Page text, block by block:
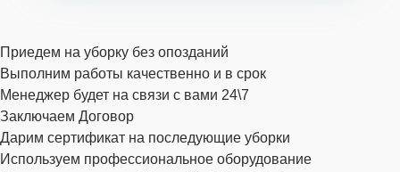
Приедем на уборку без опозданий
Выполним работы качественно и в срок
Менеджер будет на связи с вами 24\7
Заключаем Договор
Дарим сертификат на последующие уборки
Используем профессиональное оборудование